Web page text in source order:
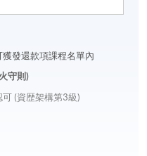
發還款項課程名單內
守則)
(資歴架構第3級)